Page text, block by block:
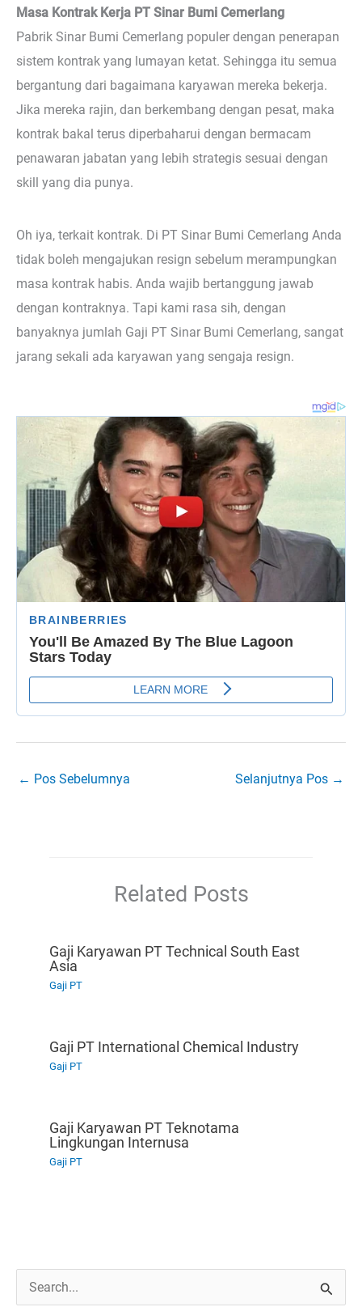
Masa Kontrak Kerja PT Sinar Bumi Cemerlang
Pabrik Sinar Bumi Cemerlang populer dengan penerapan
sistem kontrak yang lumayan ketat. Sehingga itu semua
bergantung dari bagaimana karyawan mereka bekerja.
Jika mereka rajin, dan berkembang dengan pesat, maka
kontrak bakal terus diperbaharui dengan bermacam
penawaran jabatan yang lebih strategis sesuai dengan
skill yang dia punya.
Oh iya, terkait kontrak. Di PT Sinar Bumi Cemerlang Anda
tidak boleh mengajukan resign sebelum merampungkan
masa kontrak habis. Anda wajib bertanggung jawab
dengan kontraknya. Tapi kami rasa sih, dengan
banyaknya jumlah Gaji PT Sinar Bumi Cemerlang, sangat
jarang sekali ada karyawan yang sengaja resign.
← Pos Sebelumnya Selanjutnya Pos →
Related Posts
Gaji Karyawan PT Technical South East
Asia
Gaji PT
Gaji PT International Chemical Industry
Gaji PT
Gaji Karyawan PT Teknotama
Lingkungan Internusa
Gaji PT